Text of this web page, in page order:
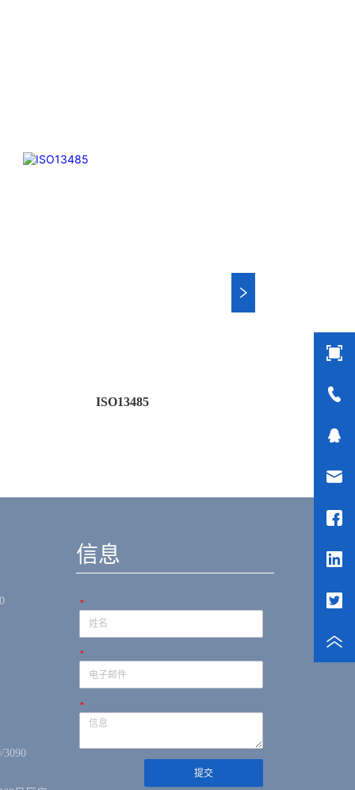
±
ISO13485
3090
信息
*
*
*
提交